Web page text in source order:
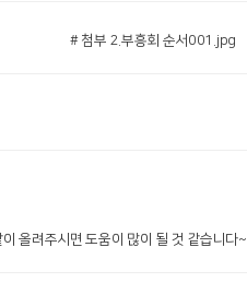
# 첨부 2.부흥회 순서001.jpg
올려주시면 도움이 많이 될 것 같습니다~